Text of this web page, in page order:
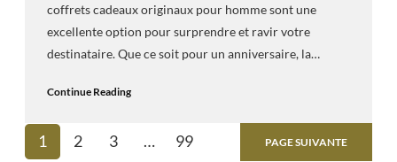
coffrets cadeaux originaux pour homme sont une
excellente option pour surprendre et ravir votre
destinataire. Que ce soit pour un anniversaire, la…
Continue Reading
1 2 3 … 99 PAGE SUIVANTE